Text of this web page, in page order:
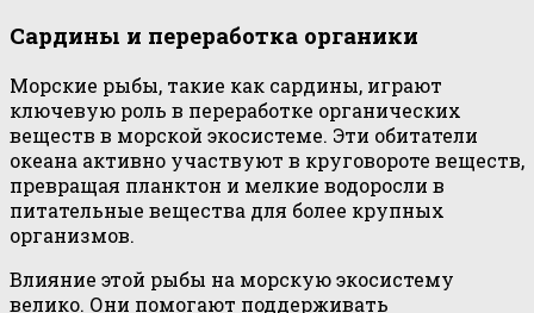
Сардины и переработка органики
Морские рыбы, такие как сардины, играют
ключевую роль в переработке органических
веществ в морской экосистеме. Эти обитатели
океана активно участвуют в круговороте веществ,
превращая планктон и мелкие водоросли в
питательные вещества для более крупных
организмов.
Влияние этой рыбы на морскую экосистему
велико. Они помогают поддерживать